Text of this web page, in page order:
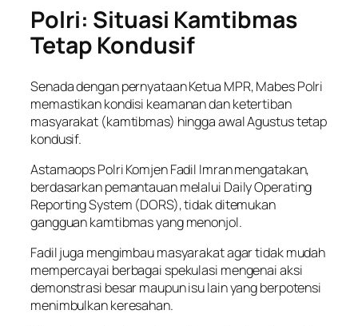
Polri: Situasi Kamtibmas
Tetap Kondusif
Senada dengan pernyataan Ketua MPR, Mabes Polri
memastikan kondisi keamanan dan ketertiban
masyarakat (kamtibmas) hingga awal Agustus tetap
kondusif.
Astamaops Polri Komjen Fadil Imran mengatakan,
berdasarkan pemantauan melalui Daily Operating
Reporting System (DORS), tidak ditemukan
gangguan kamtibmas yang menonjol.
Fadil juga mengimbau masyarakat agar tidak mudah
mempercayai berbagai spekulasi mengenai aksi
demonstrasi besar maupun isu lain yang berpotensi
menimbulkan keresahan.